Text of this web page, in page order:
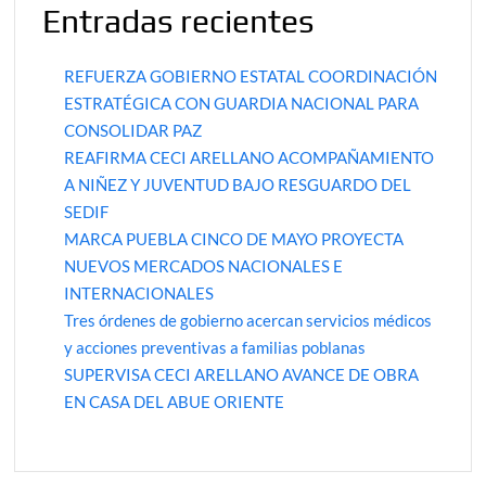
Entradas recientes
REFUERZA GOBIERNO ESTATAL COORDINACIÓN
ESTRATÉGICA CON GUARDIA NACIONAL PARA
CONSOLIDAR PAZ
REAFIRMA CECI ARELLANO ACOMPAÑAMIENTO
A NIÑEZ Y JUVENTUD BAJO RESGUARDO DEL
SEDIF
MARCA PUEBLA CINCO DE MAYO PROYECTA
NUEVOS MERCADOS NACIONALES E
INTERNACIONALES
Tres órdenes de gobierno acercan servicios médicos
y acciones preventivas a familias poblanas
SUPERVISA CECI ARELLANO AVANCE DE OBRA
EN CASA DEL ABUE ORIENTE